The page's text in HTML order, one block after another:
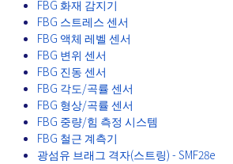
FBG 화재 감지기
FBG 스트레스 센서
FBG 액체 레벨 센서
FBG 변위 센서
FBG 진동 센서
FBG 각도/곡률 센서
FBG 형상/곡률 센서
FBG 중량/힘 측정 시스템
FBG 철근 계측기
광섬유 브래그 격자(스트링) - SMF28e